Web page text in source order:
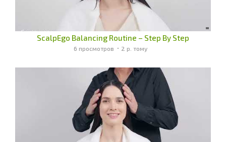
ScalpEgo Balancing Routine – Step By Step
6 просмотров 2 р. тому